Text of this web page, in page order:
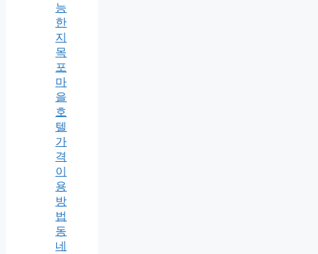
능
한
지
목
포
마
을
호
텔
가
격
이
용
방
법
동
네